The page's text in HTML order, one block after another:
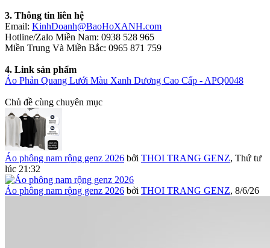
3. Thông tin liên hệ
Email: KinhDoanh@BaoHoXANH.com
Hotline/Zalo Miền Nam: 0938 528 965
Miền Trung Và Miền Bắc: 0965 871 759
4. Link sản phẩm
Áo Phản Quang Lưới Màu Xanh Dương Cao Cấp - APQ0048
Chủ đề cùng chuyên mục
Áo phông nam rộng genz 2026 bởi THOI TRANG GENZ, Thứ tư
lúc 21:32
Áo phông nam rộng genz 2026 bởi THOI TRANG GENZ, 8/6/26